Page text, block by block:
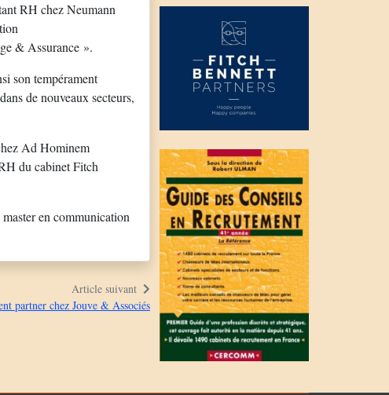
RH chez Neumann
& Assurance ».
son tempérament
de nouveaux secteurs,
Ad Hominem
du cabinet Fitch
en communication
Article suivant
partner chez Jouve & Associés